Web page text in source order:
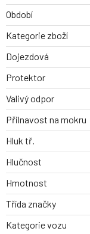
Období
Kategorie zboží
Dojezdová
Protektor
Valivý odpor
Přilnavost na mokru
Hluk tř.
Hlučnost
Hmotnost
Třída značky
Kategorie vozu